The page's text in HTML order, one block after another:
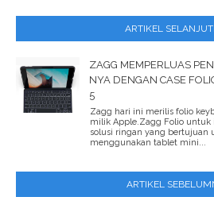
ARTIKEL
ZAGG MEMPERLUAS
NYA DENGAN CASE
5
Zagg hari ini merilis folio
milik Apple.Zagg Folio untuk
solusi ringan yang bertujuan
menggunakan tablet mini...
ARTIKEL